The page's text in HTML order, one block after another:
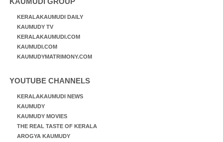
KERALAKAUMUDI DAILY
KAUMUDY TV
KERALAKAUMUDI.COM
KAUMUDI.COM
KAUMUDYMATRIMONY.COM
YOUTUBE CHANNELS
KERALAKAUMUDI NEWS
KAUMUDY
KAUMUDY MOVIES
THE REAL TASTE OF KERALA
AROGYA KAUMUDY